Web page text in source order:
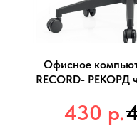
Офисное
RECORD- РЕКОРД
430 р.